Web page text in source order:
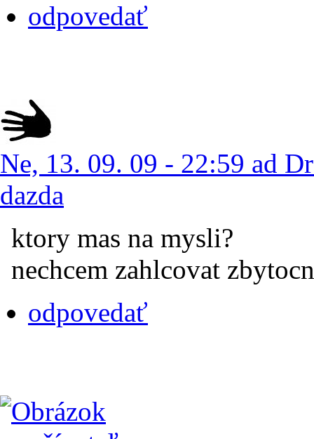
odpovedať
Ne, 13. 09. 09 - 22:59 ad
dazda
ktory mas na mysli?
nechcem zahlcovat
odpovedať